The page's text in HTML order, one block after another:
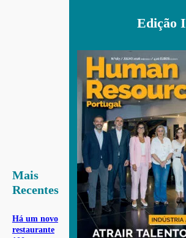
Mais
Recentes
Há um novo
restaurante
Edição